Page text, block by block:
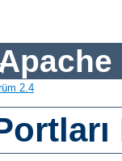
2.4